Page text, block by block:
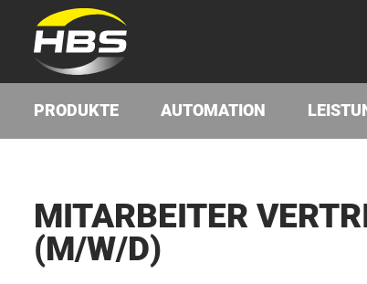
PRODUKTE AUTOMATION
MITAR­BEIT­ER
(M/​W/​D)